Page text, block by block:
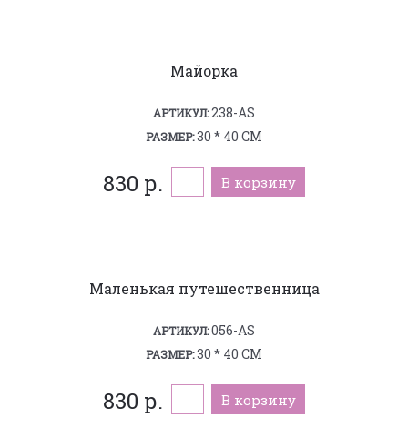
Майорка
АРТИКУЛ:238-AS
РАЗМЕР:30 * 40 СМ
830 р. В корзину
Маленькая путешественница
АРТИКУЛ:056-AS
РАЗМЕР:30 * 40 СМ
830 р. В корзину